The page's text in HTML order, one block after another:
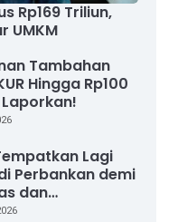
Rp169 Triliun,
UMKM
Tambahan
Hingga Rp100
Lagi
Perbankan demi
dan